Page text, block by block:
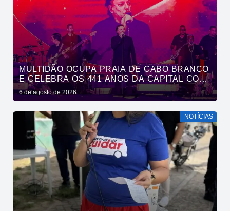
MULTIDÃO OCUPA PRAIA DE CABO BRANCO
E CELEBRA OS 441 ANOS DA CAPITAL COM
SHOWS DE ROUPA NOVA E FÁBIO JR
6 de agosto de 2026
NOTÍCIAS